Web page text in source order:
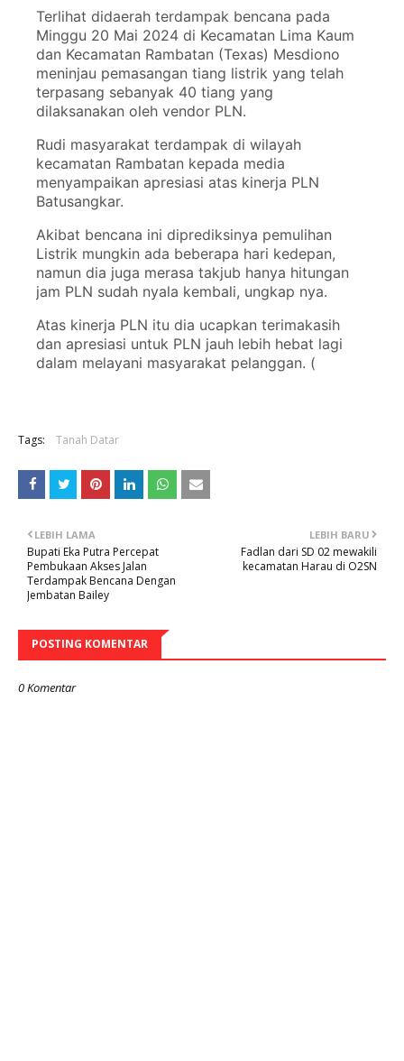
Terlihat didaerah terdampak bencana pada
Minggu 20 Mai 2024 di Kecamatan Lima Kaum
dan Kecamatan Rambatan (Texas) Mesdiono
meninjau pemasangan tiang listrik yang telah
terpasang sebanyak 40 tiang yang
dilaksanakan oleh vendor PLN.
Rudi masyarakat terdampak di wilayah
kecamatan Rambatan kepada media
menyampaikan apresiasi atas kinerja PLN
Batusangkar.
Akibat bencana ini diprediksinya pemulihan
Listrik mungkin ada beberapa hari kedepan,
namun dia juga merasa takjub hanya hitungan
jam PLN sudah nyala kembali, ungkap nya.
Atas kinerja PLN itu dia ucapkan terimakasih
dan apresiasi untuk PLN jauh lebih hebat lagi
dalam melayani masyarakat pelanggan. (
Tags: Tanah Datar
LEBIH BARU
Fadlan dari SD 02 mewakili
kecamatan Harau di O2SN
LEBIH LAMA
Bupati Eka Putra Percepat
Pembukaan Akses Jalan
Terdampak Bencana Dengan
Jembatan Bailey
POSTING KOMENTAR
0 Komentar